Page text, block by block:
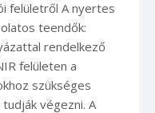
felületről A nyertes
teendők:
rendelkező
felületen a
szükséges
végezni. A